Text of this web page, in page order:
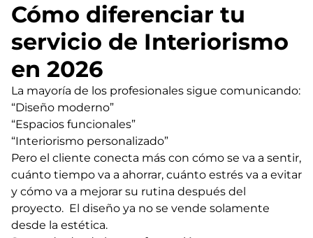
Cómo diferenciar tu
servicio de Interiorismo
en 2026
La mayoría de los profesionales sigue comunicando:
“Diseño moderno”
“Espacios funcionales”
“Interiorismo personalizado”
Pero el cliente conecta más con cómo se va a sentir,
cuánto tiempo va a ahorrar, cuánto estrés va a evitar
y cómo va a mejorar su rutina después del
proyecto. El diseño ya no se vende solamente
desde la estética.